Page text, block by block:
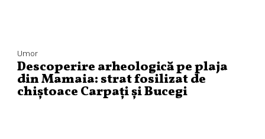
Umor
Descoperire arheologică pe plaja
din Mamaia: strat fosilizat de
chiștoace Carpați și Bucegi